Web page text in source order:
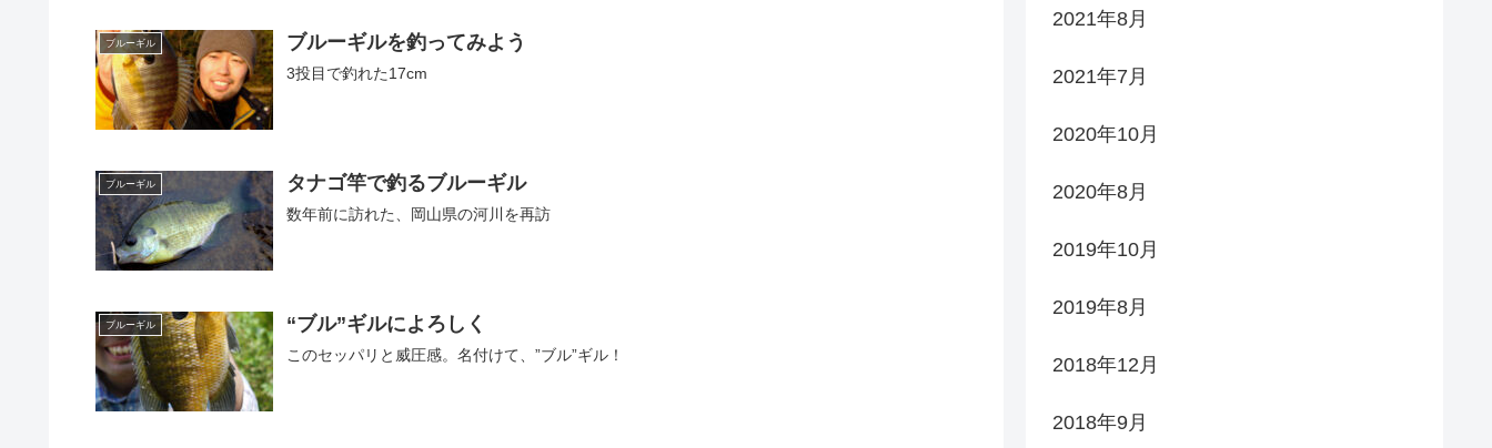
ブルーギル ブルーギルを釣ってみよう
3投目で釣れた17cm
ブルーギル タナゴ竿で釣るブルーギル
数年前に訪れた、岡山県の河川を再訪
ブルーギル “ブル”ギルによろしく
このセッパリと威圧感。名付けて、”ブル”ギル！
2021年8月
2021年7月
2020年10月
2020年8月
2019年10月
2019年8月
2018年12月
2018年9月